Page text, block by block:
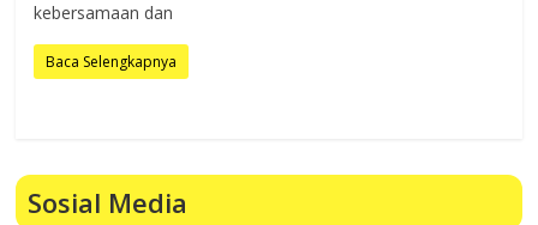
kebersamaan dan
Baca Selengkapnya
Sosial Media